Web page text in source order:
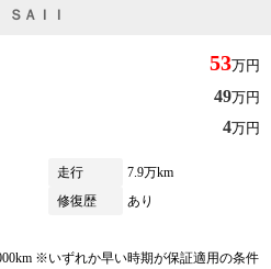
ＡＩＩ
53万円
49万円
4万円
走行
7.9万km
修復歴
あり
※いずれか早い時期が保証適用の条件